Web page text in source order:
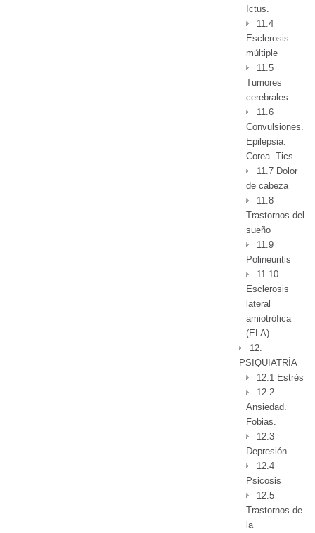
Ictus.
11.4
Esclerosis
múltiple
11.5
Tumores
cerebrales
11.6
Convulsiones.
Epilepsia.
Corea. Tics.
11.7 Dolor
de cabeza
11.8
Trastornos del
sueño
11.9
Polineuritis
11.10
Esclerosis
lateral
amiotrófica
(ELA)
12.
PSIQUIATRÍA
12.1 Estrés
12.2
Ansiedad.
Fobias.
12.3
Depresión
12.4
Psicosis
12.5
Trastornos de
la